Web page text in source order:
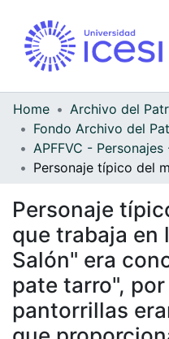
Home
Personaje
que trabaja en
Salón" era
pate tarro",
pantorrillas